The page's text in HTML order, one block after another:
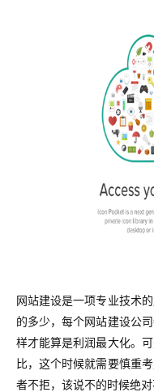
网站建设是一项专业技术
的多少，每个网站建设公
样才能算是利润最大化。
比，这个时候就需要慎重
者不拒，该说不的时候绝